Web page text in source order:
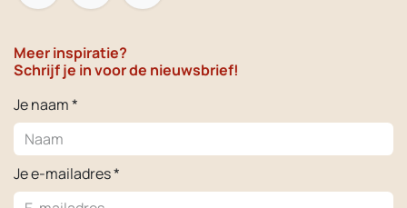
Meer inspiratie?
Schrijf je in voor de nieuwsbrief!
Je naam *
Je e-mailadres *